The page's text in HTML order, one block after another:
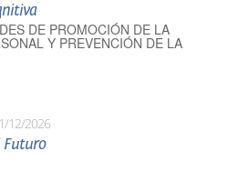
DE PROMOCIÓN DE LA
Y PREVENCIÓN DE LA
12/2026
Futuro